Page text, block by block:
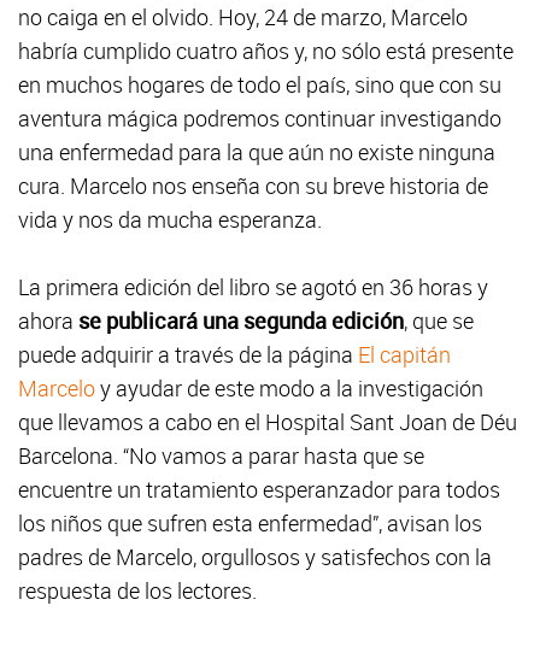
no caiga en el olvido. Hoy, 24 de marzo, Marcelo
habría cumplido cuatro años y, no sólo está presente
en muchos hogares de todo el país, sino que con su
aventura mágica podremos continuar investigando
una enfermedad para la que aún no existe ninguna
cura. Marcelo nos enseña con su breve historia de
vida y nos da mucha esperanza.
La primera edición del libro se agotó en 36 horas y
ahora se publicará una segunda edición, que se
puede adquirir a través de la página El capitán
Marceloy ayudar de este modo a la investigación
que llevamos a cabo en el Hospital Sant Joan de Déu
Barcelona. “No vamos a parar hasta que se
encuentre un tratamiento esperanzador para todos
los niños que sufren esta enfermedad”, avisan los
padres de Marcelo, orgullosos y satisfechos con la
respuesta de los lectores.